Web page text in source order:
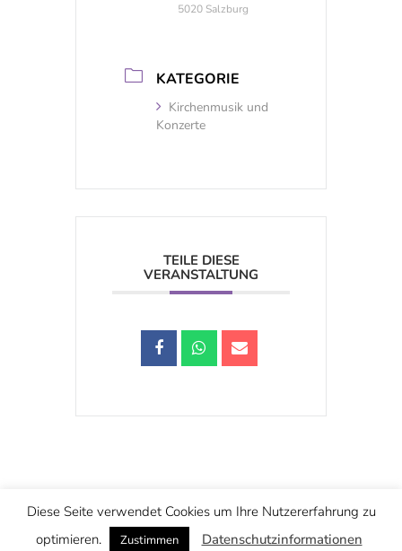
5020 Salzburg
KATEGORIE
Kirchenmusik und
Konzerte
TEILE DIESE
VERANSTALTUNG
Schwarzstraße 25, 5020 Salzburg
office@christuskirche.at
+43 662 874445
Diese Seite verwendet Cookies um Ihre Nutzererfahrung zu
optimieren.
Zustimmen Datenschutzinformationen